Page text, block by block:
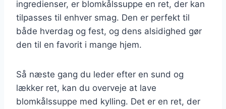
ingredienser, er blomkålssuppe en ret, der kan
tilpasses til enhver smag. Den er perfekt til
både hverdag og fest, og dens alsidighed gør
den til en favorit i mange hjem.
Så næste gang du leder efter en sund og
lækker ret, kan du overveje at lave
blomkålssuppe med kylling. Det er en ret, der